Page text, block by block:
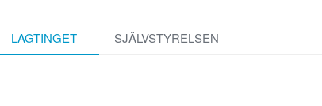
LAGTINGET SJÄLVSTYRELSEN